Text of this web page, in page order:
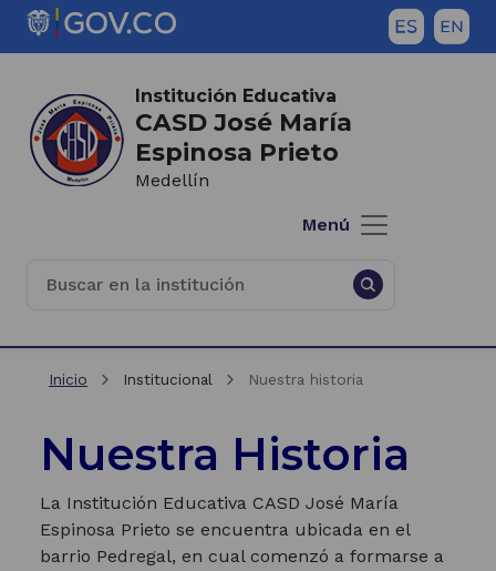
Saltar al contenido principal
(Este
abrirá
una
nueva
pestaña)
Institución Educativa
CASD José María
Espinosa Prieto
Medellín
Menú
Inicio del contenido principal
Inicio Institucional Nuestra historia
Nuestra Historia
La Institución Educativa CASD José María
Espinosa Prieto se encuentra ubicada en el
barrio Pedregal, en cual comenzó a formarse a